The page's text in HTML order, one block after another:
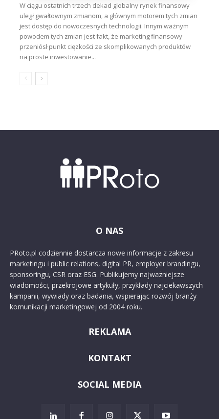
W ciągu ostatnich trzech dekad globalny rynek finansowy
uległ gwałtownym zmianom, a głównym motorem tych zmian
jest dostęp do nowoczesnych technologii. Innym ważnym
powodem tych zmian jest fakt, że marketing finansowy
przeniósł punkt ciężkości ze skomplikowanych produktów
na proste inwestowanie...
O NAS
PRoto.pl codziennie dostarcza nowe informacje z zakresu
marketingu i public relations, digital PR, employer brandingu,
sponsoringu, CSR oraz ESG. Publikujemy najważniejsze
wiadomości, przekrojowe artykuły, przykłady najciekawszych
kampanii, wywiady oraz badania, wspierając rozwój branży
komunikacji marketingowej od 2004 roku.
REKLAMA
KONTAKT
SOCIAL MEDIA